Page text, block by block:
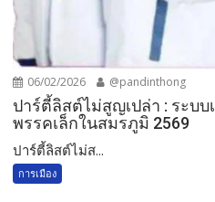
06/02/2026 @pandinthong
ปาร์ตี้ลิสต์ไม่สูญเปล่า : ระบ
พรรคเล็กในสมรภูมิ 2569
ปาร์ตี้ลิสต์ไม่ส...
การเมือง